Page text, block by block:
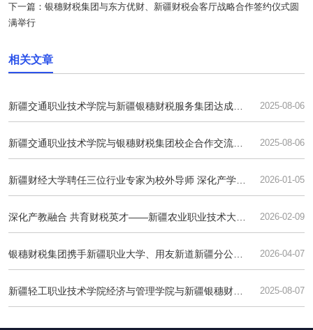
下一篇： 银穗财税集团与东方优财、新疆财税会客厅战略合作签约仪式圆
满举行
相关文章
2025-08-06
新疆交通职业技术学院与新疆银穗财税服务集团达成合
作共识
2025-08-06
新疆交通职业技术学院与银穗财税集团校企合作交流会
圆满举行
2026-01-05
新疆财经大学聘任三位行业专家为校外导师 深化产学研
协同育人
2026-02-09
深化产教融合 共育财税英才——新疆农业职业技术大学
举行产教融合交流会暨实训基地签约仪式
2026-04-07
银穗财税集团携手新疆职业大学、用友新道新疆分公司
共话产教融合 赋能学子就业
2025-08-07
新疆轻工职业技术学院经济与管理学院与新疆银穗财税
服务集团探索产教融合新路径